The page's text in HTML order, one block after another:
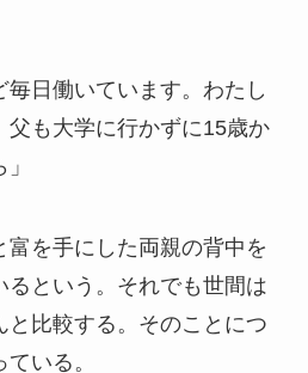
日働いています。わたし
父も大学に行かずに15歳か
を手にした両親の背中を
るという。それでも世間は
と比較する。そのことにつ
いる。